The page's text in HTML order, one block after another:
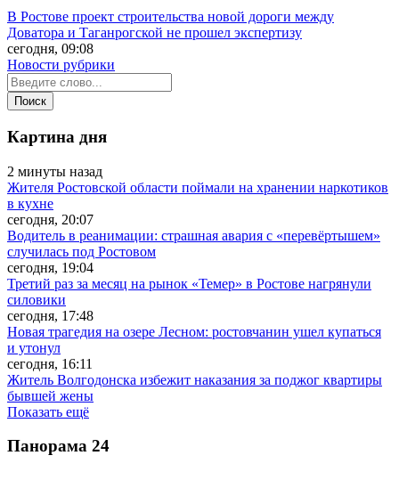
В Ростове проект строительства новой дороги между
Доватора и Таганрогской не прошел экспертизу
сегодня, 09:08
Новости рубрики
Картина дня
2 минуты назад
Жителя Ростовской области поймали на хранении наркотиков
в кухне
сегодня, 20:07
Водитель в реанимации: страшная авария с «перевёртышем»
случилась под Ростовом
сегодня, 19:04
Третий раз за месяц на рынок «Темер» в Ростове нагрянули
силовики
сегодня, 17:48
Новая трагедия на озере Лесном: ростовчанин ушел купаться
и утонул
сегодня, 16:11
Житель Волгодонска избежит наказания за поджог квартиры
бывшей жены
Показать ещё
Панорама 24